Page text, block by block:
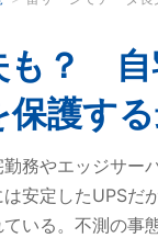
も？ 自
護す
務やエッジサー
安定したUPSだ
いる。不測の事